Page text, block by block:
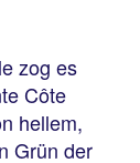
zog es
Côte
hellem,
Grün der